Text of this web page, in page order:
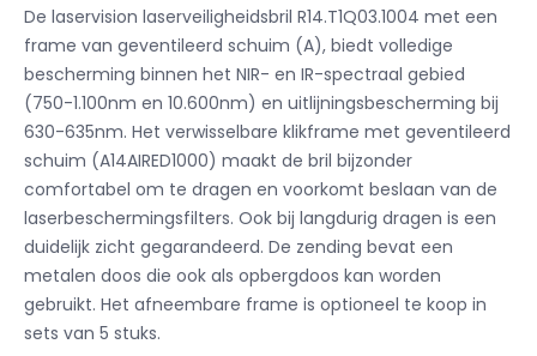
De laservision laserveiligheidsbril R14.T1Q03.1004 met een
frame van geventileerd schuim (A), biedt volledige
bescherming binnen het NIR- en IR-spectraal gebied
(750-1.100nm en 10.600nm) en uitlijningsbescherming bij
630-635nm. Het verwisselbare klikframe met geventileerd
schuim (A14AIRED1000) maakt de bril bijzonder
comfortabel om te dragen en voorkomt beslaan van de
laserbeschermingsfilters. Ook bij langdurig dragen is een
duidelijk zicht gegarandeerd. De zending bevat een
metalen doos die ook als opbergdoos kan worden
gebruikt. Het afneembare frame is optioneel te koop in
sets van 5 stuks.